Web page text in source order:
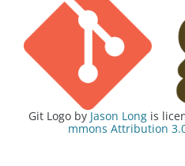
Git Logo by Jason Long is
mmons Attribution